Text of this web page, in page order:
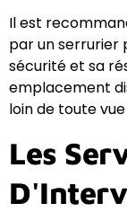
Il est
par un serrurier
sécurité et sa
emplacement
loin de toute
Les